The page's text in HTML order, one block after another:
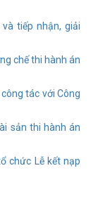
tiếp nhận, giải
chế thi hành án
tác với Công
sản thi hành án
chức Lễ kết nạp